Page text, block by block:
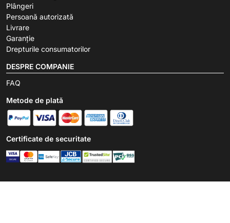
Plângeri
Persoană autorizată
Livrare
Garanție
Drepturile consumatorilor
DESPRE COMPANIE
FAQ
Metode de plată
Certificate de securitate